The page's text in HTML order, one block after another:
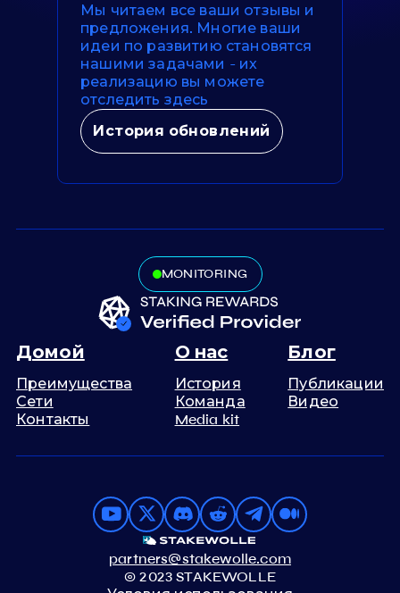
Мы читаем все ваши отзывы и
предложения. Многие ваши
идеи по развитию становятся
нашими задачами - их
реализацию вы можете
отследить здесь
История обновлений
MONITORING
Домой
Преимущества
Сети
Контакты
О нас
История
Команда
Media kit
Блог
Публикации
Видео
partners@stakewolle.com
© 2023 STAKEWOLLE